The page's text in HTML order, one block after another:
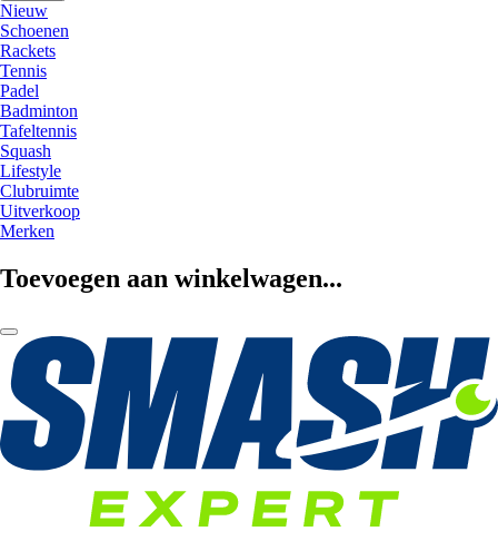
Nieuw
Schoenen
Rackets
Tennis
Padel
Badminton
Tafeltennis
Squash
Lifestyle
Clubruimte
Uitverkoop
Merken
Toevoegen aan winkelwagen...